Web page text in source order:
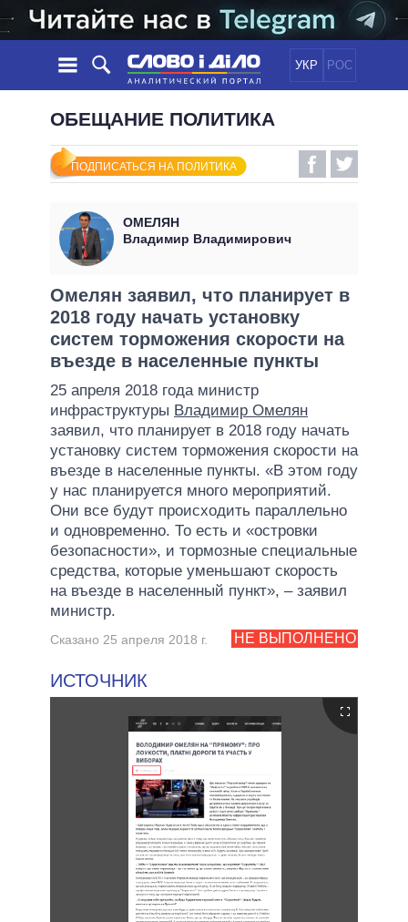
УКР РОС
НОВОСТИ
ЛЕНТА
СОБЫТИЯ
СТАТЬИ
МНЕНИЯ
ОБЗОРЫ
ДАЙДЖЕСТЫ
ПОЛИТИКА
ЭКОНОМИКА
МИР
ОБЕЩАНИЯ
ВСЕ ПОЛИТИКИ
ПРЕЗИДЕНТ И ОФИС
ВЕРХОВНАЯ РАДА
КАБИНЕТ МИНИСТРОВ
ГЛАВЫ ОБЛАДМИНИСТРАЦИЙ
МЭРЫ
ВСЕ ПЕРСОНЫ
ИНФОГРАФИКА
ПОДДЕРЖАТЬ
СРАВНЕНИЕ ПОЛИТИКОВ
ОБЕЩАНИЕ ПОЛИТИКА
ПОДПИСАТЬСЯ НА ПОЛИТИКА
ОМЕЛЯН
Владимир Владимирович
Омелян заявил, что планирует в
2018 году начать установку
систем торможения скорости на
въезде в населенные пункты
25 апреля 2018 года министр
инфраструктуры Владимир Омелян
заявил, что планирует в 2018 году начать
установку систем торможения скорости на
въезде в населенные пункты. «В этом году
у нас планируется много мероприятий.
Они все будут происходить параллельно
и одновременно. То есть и «островки
безопасности», и тормозные специальные
средства, которые уменьшают скорость
на въезде в населенный пункт», – заявил
министр.
НЕ ВЫПОЛНЕНО
Сказано 25 апреля 2018 г.
ИСТОЧНИК